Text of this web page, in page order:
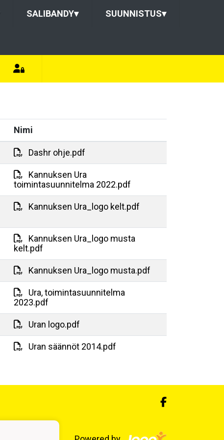
SALIBANDY▾ SUUNNISTUS▾
Nimi
Dashr ohje.pdf
Kannuksen Ura
toimintasuunnitelma 2022.pdf
Kannuksen Ura_logo kelt.pdf
Kannuksen Ura_logo musta
kelt.pdf
Kannuksen Ura_logo musta.pdf
Ura, toimintasuunnitelma
2023.pdf
Uran logo.pdf
Uran säännöt 2014.pdf